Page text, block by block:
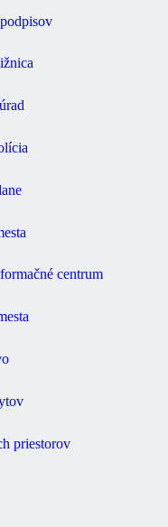
centrum
priestorov